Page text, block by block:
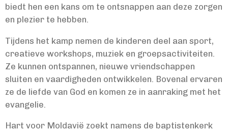
biedt hen een kans om te ontsnappen aan deze zorgen
en plezier te hebben.
Tijdens het kamp nemen de kinderen deel aan sport,
creatieve workshops, muziek en groepsactiviteiten.
Ze kunnen ontspannen, nieuwe vriendschappen
sluiten en vaardigheden ontwikkelen. Bovenal ervaren
ze de liefde van God en komen ze in aanraking met het
evangelie.
Hart voor Moldavië zoekt namens de baptistenkerk